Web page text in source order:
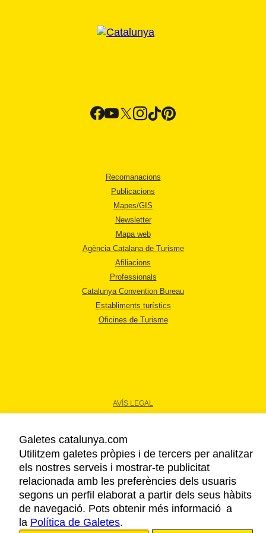
Recomanacions
Publicacions
Mapes/GIS
Newsletter
Mapa web
Agència Catalana de Turisme
Afiliacions
Professionals
Catalunya Convention Bureau
Establiments turístics
Oficines de Turisme
AVÍS LEGAL
ACCESSIBILITAT
Copyright © 2026. Agència Catalana de Turisme. Tots els drets reservats.
Galetes catalunya.com
Utilitzem galetes pròpies i de tercers per analitzar
els nostres serveis i mostrar-te publicitat
relacionada amb les preferències dels usuaris
segons un perfil elaborat a partir dels seus hàbits
de navegació. Pots obtenir més informació a
la Política de Galetes.